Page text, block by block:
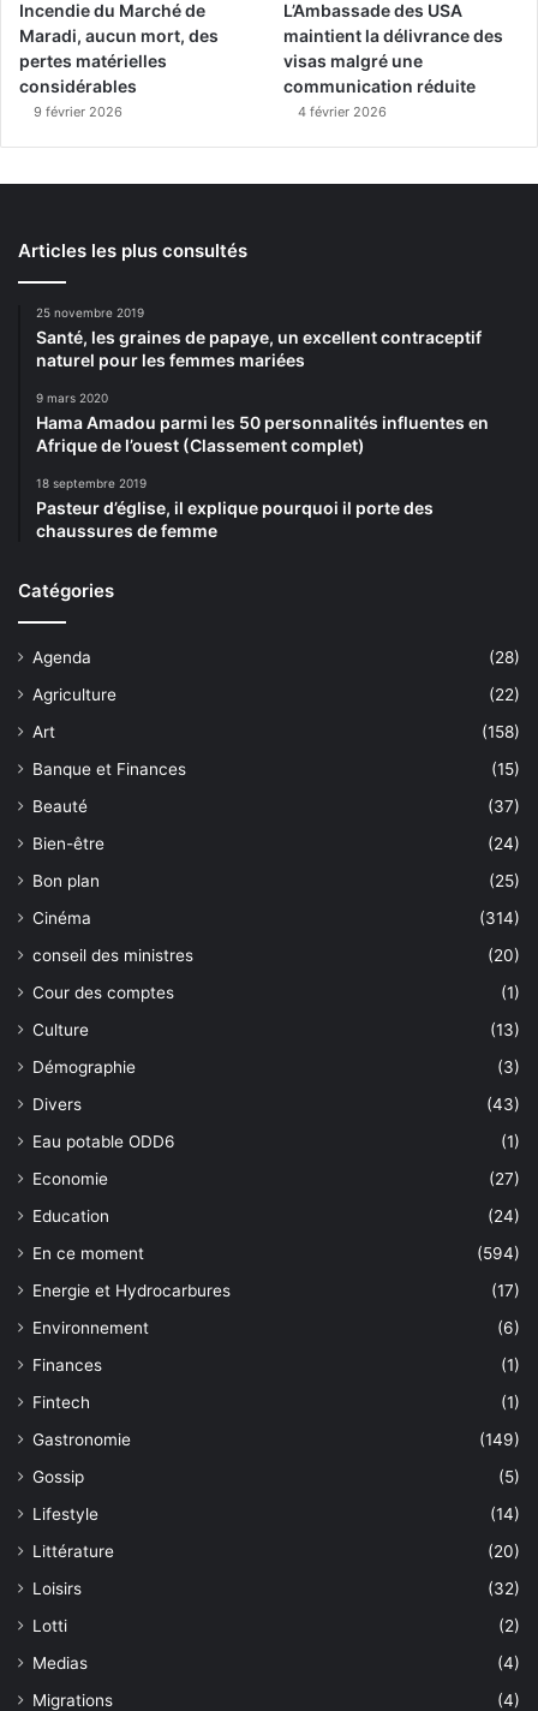
Incendie du Marché de
Maradi, aucun mort, des
pertes matérielles
considérables
9 février 2026
L’Ambassade des USA
maintient la délivrance des
visas malgré une
communication réduite
4 février 2026
Articles les plus consultés
25 novembre 2019
Santé, les graines de papaye, un excellent contraceptif
naturel pour les femmes mariées
9 mars 2020
Hama Amadou parmi les 50 personnalités influentes en
Afrique de l’ouest (Classement complet)
18 septembre 2019
Pasteur d’église, il explique pourquoi il porte des
chaussures de femme
Catégories
Agenda
(28)
Agriculture
(22)
Art
(158)
Banque et Finances
(15)
Beauté
(37)
Bien-être
(24)
Bon plan
(25)
Cinéma
(314)
conseil des ministres
(20)
Cour des comptes
(1)
Culture
(13)
Démographie
(3)
Divers
(43)
Eau potable ODD6
(1)
Economie
(27)
Education
(24)
En ce moment
(594)
Energie et Hydrocarbures
(17)
Environnement
(6)
Finances
(1)
Fintech
(1)
Gastronomie
(149)
Gossip
(5)
Lifestyle
(14)
Littérature
(20)
Loisirs
(32)
Lotti
(2)
Medias
(4)
Migrations
(4)